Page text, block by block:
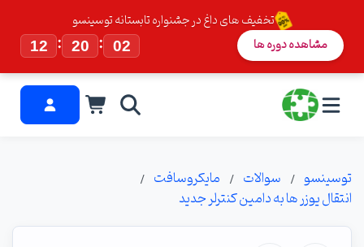
تخفیف های داغ در جشنواره تابستانه توسینسو
12
: 20 : 01 مشاهده دوره ها
توسینسو سوالات
مایکروسافت
انتقال یوزر ها به دامین کنترلر جدید